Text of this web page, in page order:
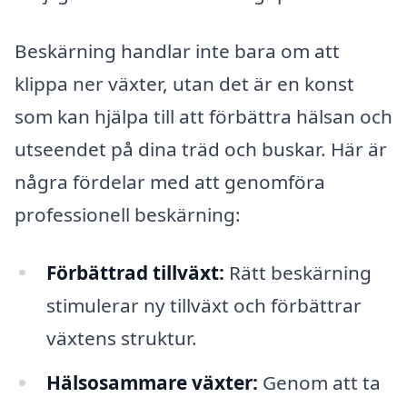
Beskärning handlar inte bara om att
klippa ner växter, utan det är en konst
som kan hjälpa till att förbättra hälsan och
utseendet på dina träd och buskar. Här är
några fördelar med att genomföra
professionell beskärning:
Förbättrad tillväxt: Rätt beskärning
stimulerar ny tillväxt och förbättrar
växtens struktur.
Hälsosammare växter: Genom att ta